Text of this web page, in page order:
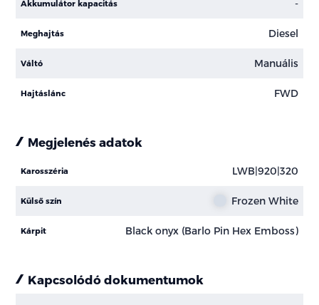
Akkumulátor kapacitás -
Meghajtás Diesel
Váltó Manuális
Hajtáslánc FWD
Megjelenés adatok
Karosszéria LWB|920|320
Külső szín Frozen White
Kárpit Black onyx (Barlo Pin Hex Emboss)
Kapcsolódó dokumentumok